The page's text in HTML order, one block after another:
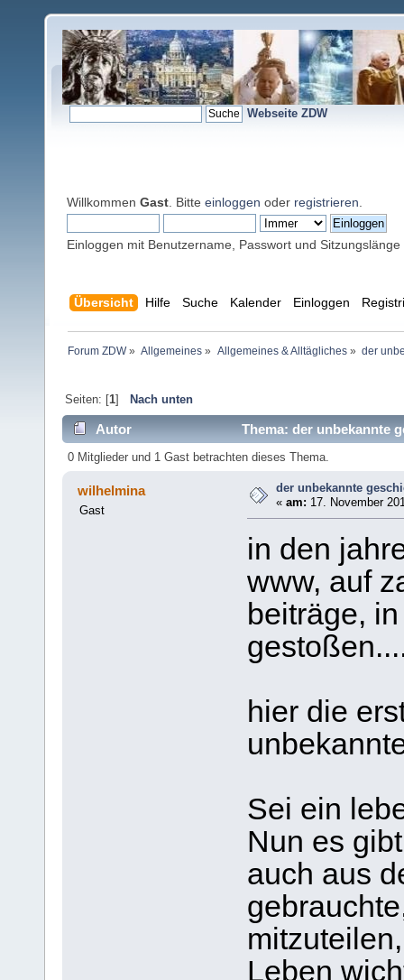
Webseite ZDW
Willkommen Gast . Bitte einloggen oder registrieren
Einloggen mit Benutzername, Passwort und Sitzungslänge
Übersicht Hilfe Suche Kalender Einloggen
Forum ZDW» Allgemeines » Allgemeines & Alltägliches» der
Seiten: [1] Nach unten
Autor Thema: der unbekannte
0 Mitglieder und 1 Gast betrachten dieses Thema.
wilhelmina
Gast
der unbekannte
«am: 17. November
in den
www, auf
beiträge,
hier die
Sei ein
Nun es
auch aus
Leben